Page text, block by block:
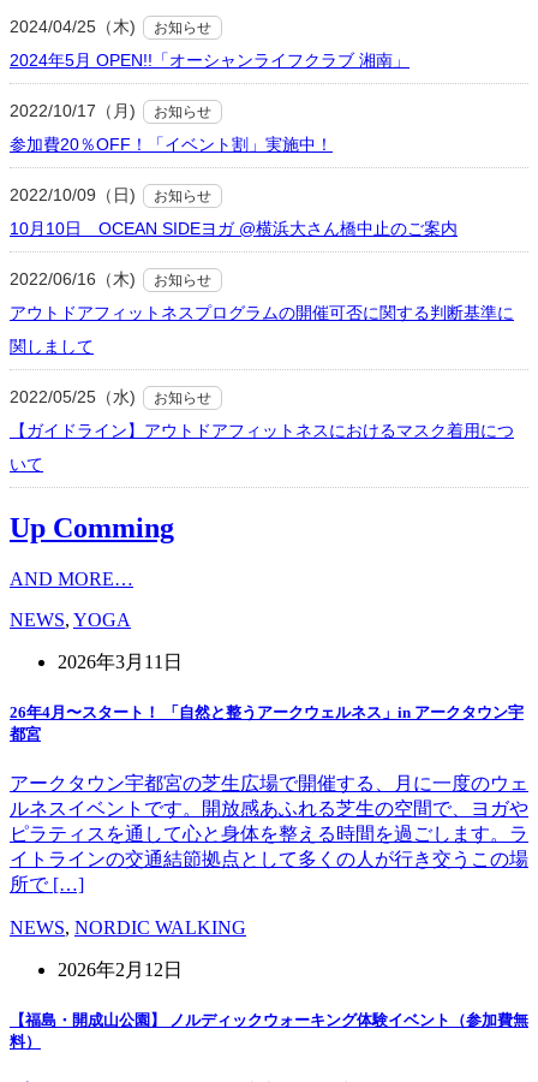
2024/04/25（木) お知らせ
2024年5月 OPEN!!「オーシャンライフクラブ 湘南」
2022/10/17（月) お知らせ
参加費20％OFF！「イベント割」実施中！
2022/10/09（日) お知らせ
10月10日 OCEAN SIDEヨガ @横浜大さん橋中止のご案内
2022/06/16（木) お知らせ
アウトドアフィットネスプログラムの開催可否に関する判断基準に
関しまして
2022/05/25（水) お知らせ
【ガイドライン】アウトドアフィットネスにおけるマスク着用につ
いて
Up Comming
AND MORE…
NEWS, YOGA
2026年3月11日
26年4月〜スタート！ 「自然と整うアークウェルネス」in アークタウン宇
都宮
アークタウン宇都宮の芝生広場で開催する、月に一度のウェ
ルネスイベントです。開放感あふれる芝生の空間で、ヨガや
ピラティスを通して心と身体を整える時間を過ごします。ラ
イトラインの交通結節拠点として多くの人が行き交うこの場
所で […]
NEWS, NORDIC WALKING
2026年2月12日
【福島・開成山公園】 ノルディックウォーキング体験イベント（参加費無
料）